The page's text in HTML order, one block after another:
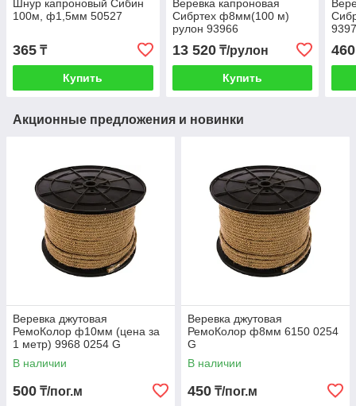
Шнур капроновый Сибин
100м, ф1,5мм 50527
365 ₸
Купить
Веревка капроновая
Сибртех ф8мм(100 м)
рулон 93966
13 520₸/рулон
Купить
460
Акционные предложения и новинки
Веревка джутовая
РемоКолор ф10мм (цена за
1 метр) 9968 0254 G
В наличии
500 ₸/пог.м
Веревка джутовая
РемоКолор ф8мм 6150 0254
G
В наличии
450 ₸/пог.м